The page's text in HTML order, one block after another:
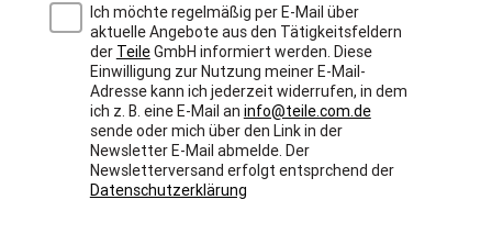
Ich möchte regelmäßig per E-Mail über
aktuelle Angebote aus den Tätigkeitsfeldern
der TeileGmbH informiert werden. Diese
Einwilligung zur Nutzung meiner E-Mail-
Adresse kann ich jederzeit widerrufen, in dem
ich z. B. eine E-Mail an info@teile.com.de
sende oder mich über den Link in der
Newsletter E-Mail abmelde. Der
Newsletterversand erfolgt entsprchend der
Datenschutzerklärung